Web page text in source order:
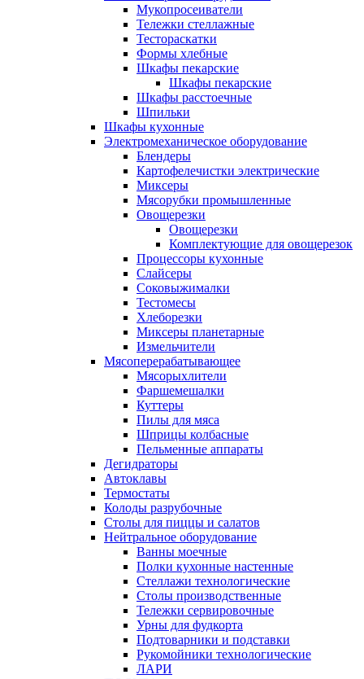
Мукопросеиватели
Тележки стеллажные
Тестораскатки
Формы хлебные
Шкафы пекарские
Шкафы пекарские
Шкафы расстоечные
Шпильки
Шкафы кухонные
Электромеханическое оборудование
Блендеры
Картофелечистки электрические
Миксеры
Мясорубки промышленные
Овощерезки
Овощерезки
Комплектующие для овощерезок
Процессоры кухонные
Слайсеры
Соковыжималки
Тестомесы
Хлеборезки
Миксеры планетарные
Измельчители
Мясоперерабатывающее
Мясорыхлители
Фаршемешалки
Куттеры
Пилы для мяса
Шприцы колбасные
Пельменные аппараты
Дегидраторы
Автоклавы
Термостаты
Колоды разрубочные
Столы для пиццы и салатов
Нейтральное оборудование
Ванны моечные
Полки кухонные настенные
Стеллажи технологические
Столы производственные
Тележки сервировочные
Урны для фудкорта
Подтоварники и подставки
Рукомойники технологические
ЛАРИ